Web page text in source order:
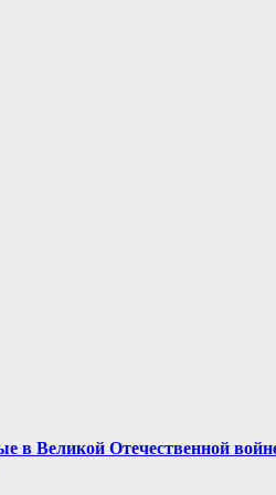
в Великой Отечественной